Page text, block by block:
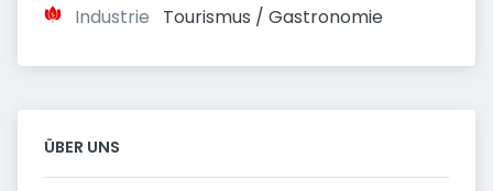
Industrie
Tourismus / Gastronomie
ÜBER UNS